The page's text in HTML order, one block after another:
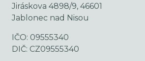
Jiráskova 4898/9, 46601
Jablonec nad Nisou
IČO: 09555340
DIČ: CZ09555340